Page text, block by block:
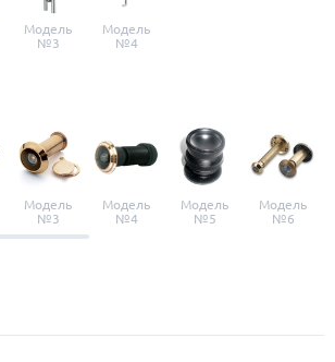
Модель
№3
Модель
№4
Модель
№3
Модель
№4
Модель
№5
Модель
№6